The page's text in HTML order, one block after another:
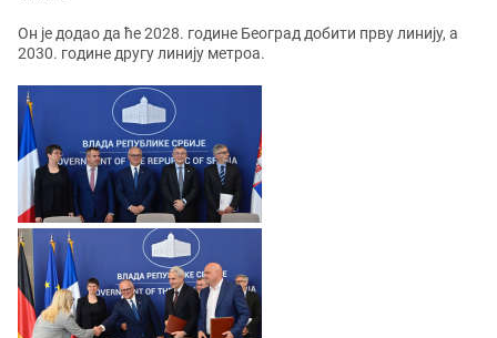
Он је додао да ће 2028. године Београд добити прву линију, а
2030. године другу линију метроа.